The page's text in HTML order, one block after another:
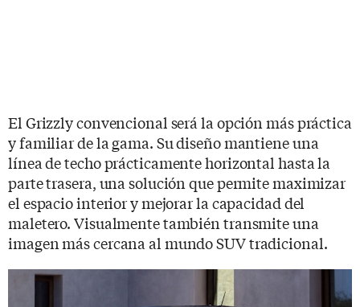
El Grizzly convencional será la opción más práctica
y familiar de la gama. Su diseño mantiene una
línea de techo prácticamente horizontal hasta la
parte trasera, una solución que permite maximizar
el espacio interior y mejorar la capacidad del
maletero. Visualmente también transmite una
imagen más cercana al mundo SUV tradicional.